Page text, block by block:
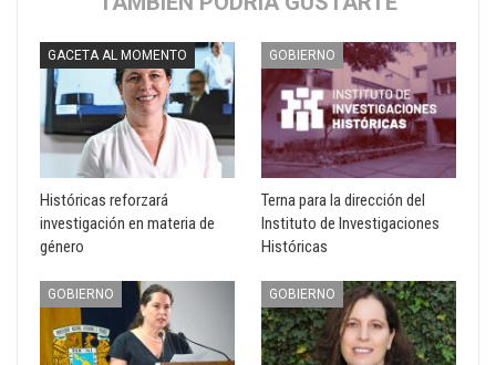
GACETA AL MOMENTO
Históricas reforzará
investigación en materia de
género
GOBIERNO
Terna para la dirección del
Instituto de Investigaciones
Históricas
GOBIERNO GOBIERNO